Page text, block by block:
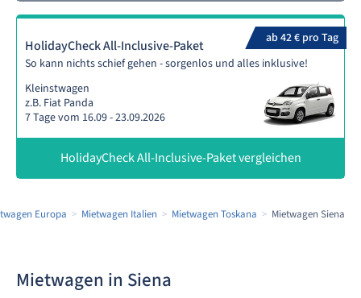
ab 42 € pro Tag
HolidayCheck All-Inclusive-Paket
So kann nichts schief gehen - sorgenlos und alles inklusive!
Kleinstwagen
z.B. Fiat Panda
7 Tage vom 16.09 - 23.09.2026
HolidayCheck All-Inclusive-Paket vergleichen
Europa Mietwagen Italien Mietwagen Toskana Mietwagen Siena
Mietwagen in Siena